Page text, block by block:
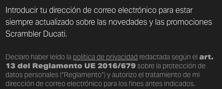
Introducir tu dirección de correo electrónico para estar
siempre actualizado sobre las novedades y las promociones
Scrambler Ducati.
Declaro haber leído la política de privacidad redactada según elart.
13 del Reglamento UE 2016/679sobre la protección de
datos personales (“Reglamento”) y autorizo el tratamiento de mi
dirección de correo electrónico para los fines antes indicados.